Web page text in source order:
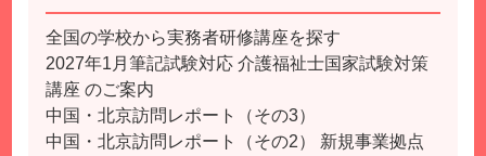
全国の学校から実務者研修講座を探す
2027年1月筆記試験対応 介護福祉士国家試験対策
講座 のご案内
中国・北京訪問レポート（その3）
中国・北京訪問レポート（その2） 新規事業拠点